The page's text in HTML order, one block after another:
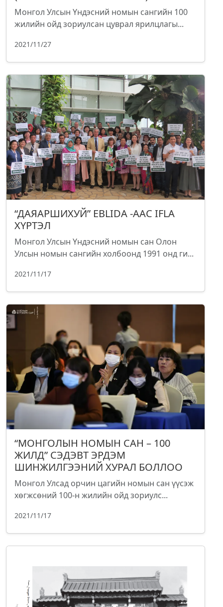
Монгол Улсын Үндэсний номын сангийн 100
жилийн ойд зориулсан цуврал ярилцлагы...
2021/11/27
“ДАЯАРШИХУЙ” EBLIDA -ААС IFLA
ХҮРТЭЛ
Монгол Улсын Үндэсний номын сан Олон
Улсын номын сангийн холбоонд 1991 онд ги...
2021/11/17
“МОНГОЛЫН НОМЫН САН – 100
ЖИЛД” СЭДЭВТ ЭРДЭМ
ШИНЖИЛГЭЭНИЙ ХУРАЛ БОЛЛОО
Монгол Улсад орчин цагийн номын сан үүсэж
хөгжсөний 100-н жилийн ойд зориулс...
2021/11/17